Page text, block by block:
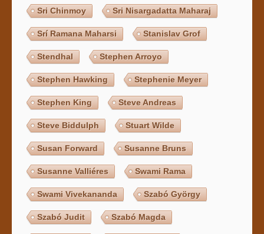
Sri Chinmoy Sri Nisargadatta Maharaj
Srí Ramana Maharsi Stanislav Grof
Stendhal Stephen Arroyo
Stephen Hawking Stephenie Meyer
Stephen King Steve Andreas
Steve Biddulph Stuart Wilde
Susan Forward Susanne Bruns
Susanne Valliéres Swami Rama
Swami Vivekananda Szabó György
Szabó Judit Szabó Magda